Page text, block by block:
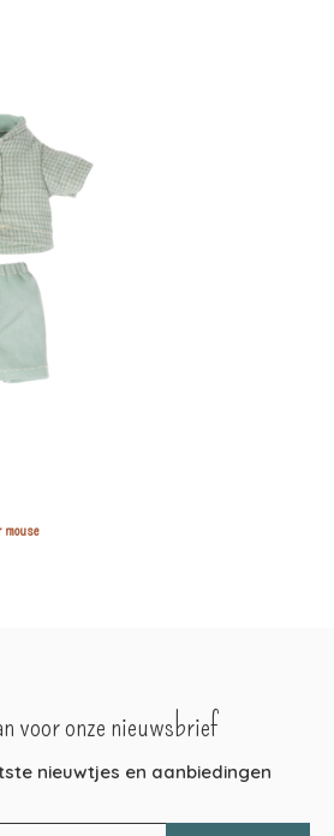
voor onze nieuwsbrief
nieuwtjes en aanbiedingen